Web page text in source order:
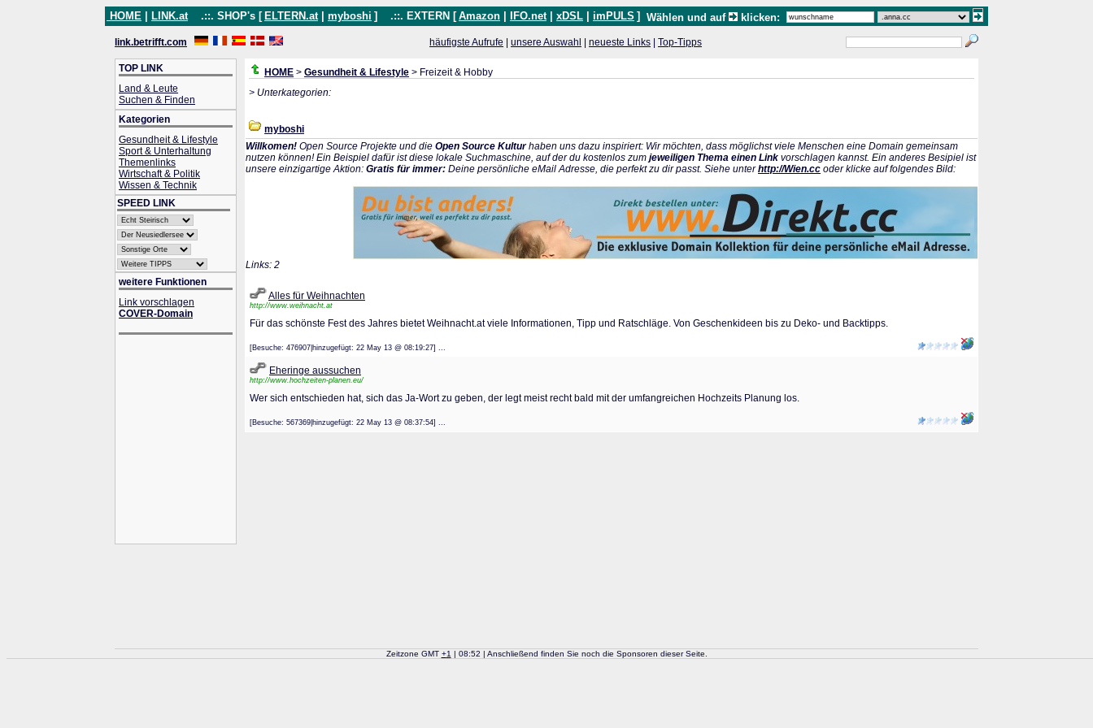
HOME LINK.at .::. SHOP's [ ELTERN.at myboshi ] .::. EXTERN [ Amazon IFO.net xDSL imPULS ] Wählen und auf klicken:
link.betrifft.com häufigste Aufrufe unsere Auswahl neueste Links Top-Tipps
TOP LINK
Land & Leute
Suchen & Finden
Kategorien
Gesundheit & Lifestyle
Sport & Unterhaltung
Themenlinks
Wirtschaft & Politik
Wissen & Technik
SPEED LINK
weitere Funktionen
Link vorschlagen
COVER-Domain
HOME > Gesundheit & Lifestyle > Freizeit & Hobby
> Unterkategorien:
myboshi
Willkomen! Open Source Projekte und die Open Source Kulturhaben uns dazu inspiriert: Wir möchten, dass möglichst viele Menschen eine Domain gemeinsam
nutzen können! Ein Beispiel dafür ist diese lokale Suchmaschine, auf der du kostenlos zum jeweiligen Thema einen Link vorschlagen kannst. Ein anderes Besipiel ist
unsere einzigartige Aktion: Gratis für immer: Deine persönliche eMail Adresse, die perfekt zu dir passt. Siehe unterhttp://Wien.cc oder klicke auf folgendes Bild:
Links: 2
Alles für Weihnachten
http://www.weihnacht.at
Für das schönste Fest des Jahres bietet Weihnacht.at viele Informationen, Tipp und Ratschläge. Von Geschenkideen bis zu Deko- und Backtipps.
[Besuche: 476907|hinzugefügt: 22 May 13 @ 08:19:27] ...
Eheringe aussuchen
http://www.hochzeiten-planen.eu/
Wer sich entschieden hat, sich das Ja-Wort zu geben, der legt meist recht bald mit der umfangreichen Hochzeits Planung los.
[Besuche: 567369|hinzugefügt: 22 May 13 @ 08:37:54] ...
Zeitzone GMT +1 | 08:52 | Anschließend finden Sie noch die Sponsoren dieser Seite.